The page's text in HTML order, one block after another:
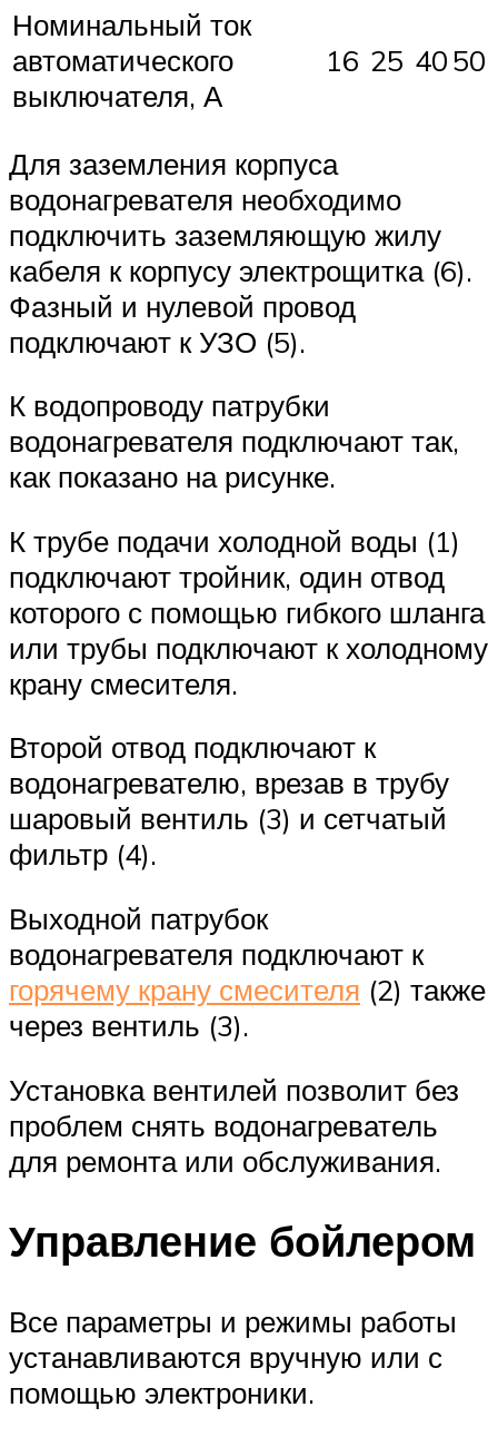
Номинальный ток
автоматического
выключателя, А
16 25 4050
Для заземления корпуса
водонагревателя необходимо
подключить заземляющую жилу
кабеля к корпусу электрощитка (6).
Фазный и нулевой провод
подключают к УЗО (5).
К водопроводу патрубки
водонагревателя подключают так,
как показано на рисунке.
К трубе подачи холодной воды (1)
подключают тройник, один отвод
которого с помощью гибкого шланга
или трубы подключают к холодному
крану смесителя.
Второй отвод подключают к
водонагревателю, врезав в трубу
шаровый вентиль (3) и сетчатый
фильтр (4).
Выходной патрубок
водонагревателя подключают к
горячему крану смесителя (2) также
через вентиль (3).
Установка вентилей позволит без
проблем снять водонагреватель
для ремонта или обслуживания.
Управление бойлером
Все параметры и режимы работы
устанавливаются вручную или с
помощью электроники.